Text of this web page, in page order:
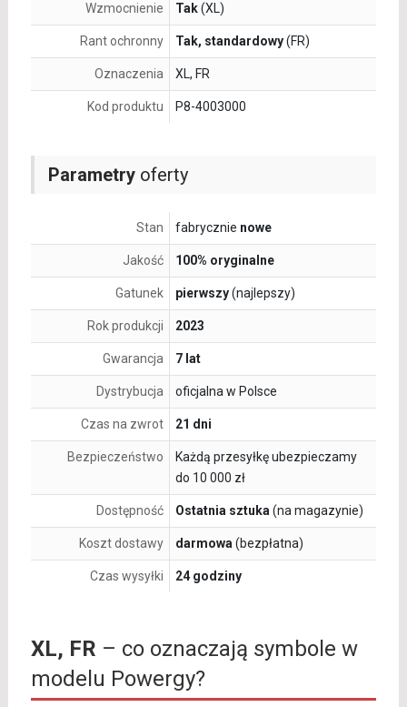
Parametryoferty
Stan fabrycznie nowe
Jakość 100% oryginalne
Gatunek pierwszy(najlepszy)
Rok produkcji 2023
Gwarancja 7 lat
Dystrybucja oficjalna w Polsce
Czas na zwrot 21 dni
Bezpieczeństwo
Każdą przesyłkę ubezpieczamy
do 10 000 zł
Dostępność Ostatnia sztuka (na magazynie)
Koszt dostawy darmowa (bezpłatna)
Czas wysyłki 24 godziny
Wzmocnienie Tak(XL)
Rant ochronny Tak, standardowy(FR)
Oznaczenia XL, FR
Kod produktu P8-4003000
XL, FR – co oznaczają symbole w
modelu Powergy?